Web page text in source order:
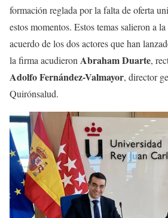
formación reglada por la falta de oferta
estos momentos. Estos temas salieron a
acuerdo de los dos actores que han
la firma acudieron Abraham Duarte,
Adolfo Fernández-Valmayor, director
Quirónsalud.